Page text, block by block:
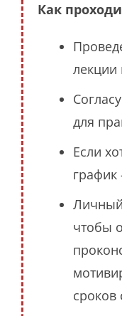
Как
для
Если
Личный
чтобы
сроков